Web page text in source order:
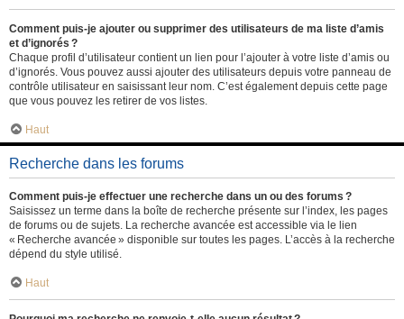
Comment puis-je ajouter ou supprimer des utilisateurs de ma liste d’amis
et d’ignorés ?
Chaque profil d’utilisateur contient un lien pour l’ajouter à votre liste d’amis ou
d’ignorés. Vous pouvez aussi ajouter des utilisateurs depuis votre panneau de
contrôle utilisateur en saisissant leur nom. C’est également depuis cette page
que vous pouvez les retirer de vos listes.
Haut
Recherche dans les forums
Comment puis-je effectuer une recherche dans un ou des forums ?
Saisissez un terme dans la boîte de recherche présente sur l’index, les pages
de forums ou de sujets. La recherche avancée est accessible via le lien
« Recherche avancée » disponible sur toutes les pages. L’accès à la recherche
dépend du style utilisé.
Haut